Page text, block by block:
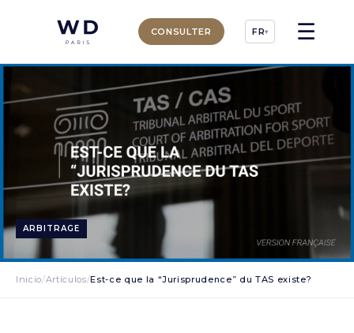
CONSULTER FR▾ ☰
ARBITRAGE
Inicio/Artículos/Est-ce que la “Jurisprudence” du TAS existe?